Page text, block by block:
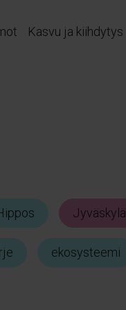
Kasvu ja kiihdytys
Jyväskylä
ekosysteemi